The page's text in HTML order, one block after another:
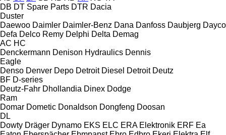
DB DT Spare Parts DTR Dacia
Duster
Daewoo Daimler Daimler-Benz Dana Danfoss Daubjerg Dayco
Defa Delco Remy Delphi Delta Demag
AC HC
Denckermann Denison Hydraulics Dennis
Eagle
Denso Denver Depo Detroit Diesel Detroit Deutz
BF D-series
Deutz-Fahr Dhollandia Dinex Dodge
Ram
Domar Dometic Donaldson Dongfeng Doosan
DL
Dowty Dräger Dynamo EKS ELC ERA Elektronik ERF Ea